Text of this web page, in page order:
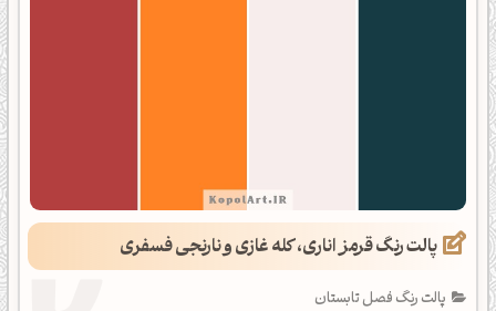
پالت رنگ قرمز اناری، کله غازی و نارنجی فسفری
پالت رنگ فصل تابستان